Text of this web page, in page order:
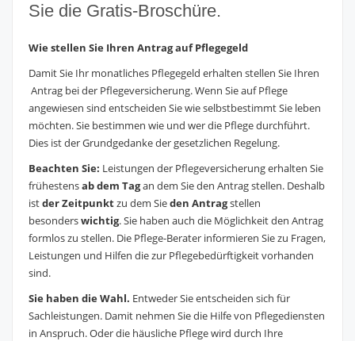
Sie die Gratis-Broschüre.
Wie stellen Sie Ihren Antrag auf Pflegegeld
Damit Sie Ihr monatliches Pflegegeld erhalten stellen Sie Ihren
Antrag bei der Pflegeversicherung. Wenn Sie auf Pflege
angewiesen sind entscheiden Sie wie selbstbestimmt Sie leben
möchten. Sie bestimmen wie und wer die Pflege durchführt.
Dies ist der Grundgedanke der gesetzlichen Regelung.
Beachten Sie: Leistungen der Pflegeversicherung erhalten Sie
frühestensab dem Tagan dem Sie den Antrag stellen. Deshalb
istder Zeitpunktzu dem Sieden Antragstellen
besonderswichtig. Sie haben auch die Möglichkeit den Antrag
formlos zu stellen. Die Pflege-Berater informieren Sie zu Fragen,
Leistungen und Hilfen die zur Pflegebedürftigkeit vorhanden
sind.
Sie haben die Wahl. Entweder Sie entscheiden sich für
Sachleistungen. Damit nehmen Sie die Hilfe von Pflegediensten
in Anspruch. Oder die häusliche Pflege wird durch Ihre